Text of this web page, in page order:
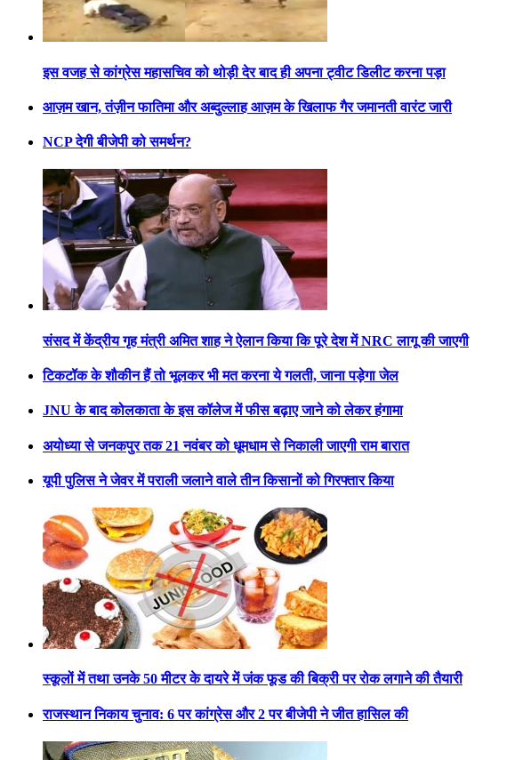
इस वजह से कांग्रेस महासचिव को थोड़ी देर बाद ही अपना ट्वीट डिलीट करना पड़ा
आज़म खान, तंज़ीन फातिमा और अब्दुल्लाह आज़म के खिलाफ गैर जमानती वारंट जारी
NCP देगी बीजेपी को समर्थन?
संसद में केंद्रीय गृह मंत्री अमित शाह ने ऐलान किया कि पूरे देश में NRC लागू की जाएगी
टिकटॉक के शौकीन हैं तो भूलकर भी मत करना ये गलती, जाना पड़ेगा जेल
JNU के बाद कोलकाता के इस कॉलेज में फीस बढ़ाए जाने को लेकर हंगामा
अयोध्या से जनकपुर तक 21 नवंबर को धूमधाम से निकाली जाएगी राम बारात
यूपी पुलिस ने जेवर में पराली जलाने वाले तीन किसानों को गिरफ्तार किया
स्कूलों में तथा उनके 50 मीटर के दायरे में जंक फूड की बिक्री पर रोक लगाने की तैयारी
राजस्थान निकाय चुनाव: 6 पर कांग्रेस और 2 पर बीजेपी ने जीत हासिल की